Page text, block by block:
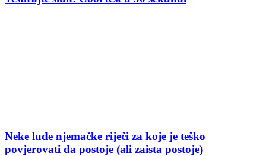
Neke lude njemačke riječi za koje je teško
povjerovati da postoje (ali zaista postoje)